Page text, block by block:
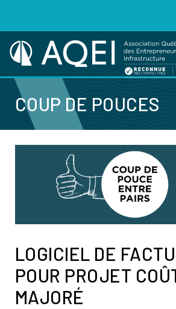
COUP DE POUCES
LOGICIEL DE
POUR PROJET
MAJORÉ